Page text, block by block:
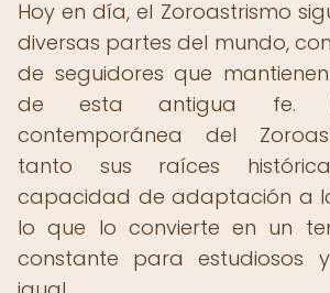
Hoy en día, el Zoroastrismo
diversas partes del mundo,
de seguidores que
de esta antigua fe.
contemporánea del
tanto sus raíces
capacidad de adaptación a
lo que lo convierte en un
constante para estudiosos